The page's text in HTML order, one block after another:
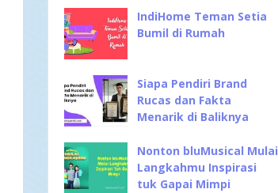
IndiHome Teman Setia
Bumil di Rumah
Siapa Pendiri Brand
Rucas dan Fakta
Menarik di Baliknya
Nonton bluMusical Mulai
Langkahmu Inspirasi
tuk Gapai Mimpi